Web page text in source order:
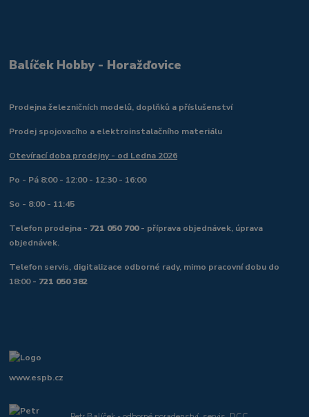
Balíček Hobby - Horažďovice
Prodejna železničních modelů, doplňků a příslušenství
Prodej spojovacího a elektroinstalačního materiálu
Otevírací doba prodejny - od Ledna 2026
Po - Pá 8:00 - 12:00 - 12:30 - 16:00
So - 8:00 - 11:45
Telefon prodejna - 721 050 700- příprava objednávek, úprava
objednávek.
Telefon servis, digitalizace odborné rady, mimo pracovní dobu do
18:00 - 721 050 382
www.espb.cz